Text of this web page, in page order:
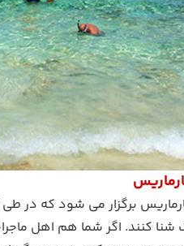
برگزار می شود که در
شنا کنند. اگر شما هم اهل